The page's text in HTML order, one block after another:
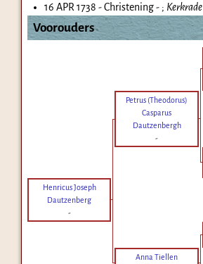
16 APR 1738 - Christening - ; Kerkrade
Voorouders
Petrus (Theodorus)
Casparus
Dautzenbergh
-
Henricus Joseph
Dautzenberg
-
Anna Tiellen